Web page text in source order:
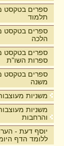
ספרים בטקסט
תלמוד
ספרים בטקסט
הלכה
ספרים בטקסט
ספרות השו"ת
ספרים בטקסט
משנה
משניות
משניות
והרחבות
יוסף דעת -
ללומד הדף